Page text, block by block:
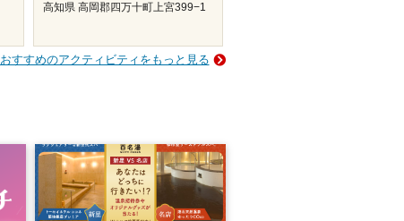
高知県 高岡郡四万十町上宮399−1
おすすめのアクティビティをもっと見る